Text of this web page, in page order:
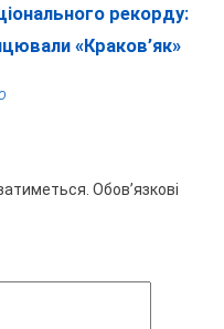
рекорду:
«Краков’як»
Обов’язкові